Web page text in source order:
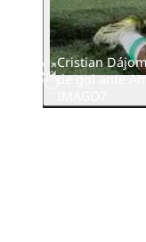
Cristian
de gol ante